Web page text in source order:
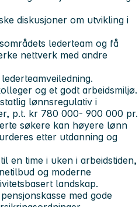
diskusjoner om utvikling i
lederteam og få
nettverk med andre
og et godt arbeidsmiljø.
lønnsregulativ i
p.t. kr 780 000- 900 000 pr.
søkere kan høyere lønn
etter utdanning og
en time i uken i arbeidstiden,
og moderne
landskap.
med gode